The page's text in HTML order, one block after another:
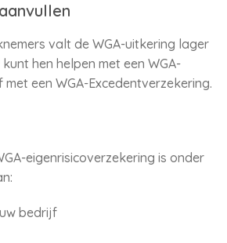
valt de WGA-uitkering lager
hen helpen met een WGA-
een WGA-Excedentverzekering.
eigenrisicoverzekering is onder
bedrijf